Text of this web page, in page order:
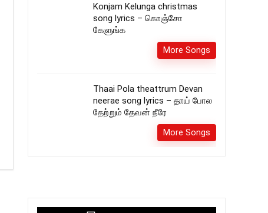
Konjam Kelunga christmas
song lyrics – கொஞ்சோ
கேளுங்க
More Songs
Thaai Pola theattrum Devan
neerae song lyrics – தாய் போல
தேற்றும் தேவன் நீரே
More Songs